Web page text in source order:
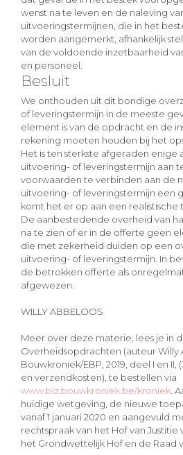
wenst na te leven en de naleving
uitvoeringstermijnen, die in het
worden aangemerkt, afhankelijk
van de voldoende inzetbaarheid
en personeel.
Besluit
We onthouden uit dit bondige
of leveringstermijn in de meeste
element is van de opdracht en de
rekening moeten houden bij het
Het is ten sterkste afgeraden enige
uitvoering- of leveringstermijn aan
voorwaarden te verbinden aan de
uitvoering- of leveringstermijn een
komt het er op aan een realistische
De aanbestedende overheid van
na te zien of er in de offerte geen
die met zekerheid duiden op een
uitvoering- of leveringstermijn. In
de betrokken offerte als
afgewezen.
WILLY ABBELOOS
Meer over deze materie, lees je in
Overheidsopdrachten (auteur Willy
Bouwkroniek/EBP, 2019, deel I en II,
en verzendkosten), te bestellen via
www.biz.bouwkroniek.be/kroniek .
huidige wetgeving, de nieuwe
vanaf 1 januari 2020 en aangevuld
rechtspraak van het Hof van Justitie
het Grondwettelijk Hof en de Raad